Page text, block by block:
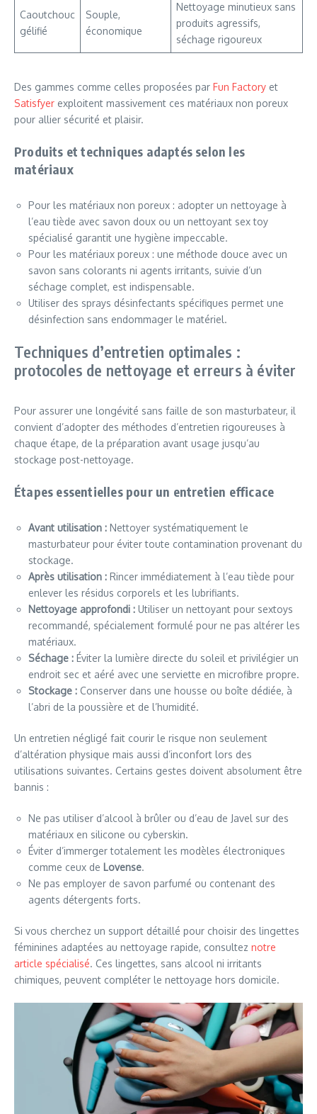
Caoutchouc
gélifié
Souple,
économique
Nettoyage minutieux sans
produits agressifs,
séchage rigoureux
Des gammes comme celles proposées par Fun Factory et
Satisfyer exploitent massivement ces matériaux non poreux
pour allier sécurité et plaisir.
Produits et techniques adaptés selon les
matériaux
Pour les matériaux non poreux : adopter un nettoyage à
l’eau tiède avec savon doux ou un nettoyant sex toy
spécialisé garantit une hygiène impeccable.
Pour les matériaux poreux : une méthode douce avec un
savon sans colorants ni agents irritants, suivie d’un
séchage complet, est indispensable.
Utiliser des sprays désinfectants spécifiques permet une
désinfection sans endommager le matériel.
Techniques d’entretien optimales :
protocoles de nettoyage et erreurs à éviter
Pour assurer une longévité sans faille de son masturbateur, il
convient d’adopter des méthodes d’entretien rigoureuses à
chaque étape, de la préparation avant usage jusqu’au
stockage post-nettoyage.
Étapes essentielles pour un entretien efficace
Avant utilisation : Nettoyer systématiquement le
masturbateur pour éviter toute contamination provenant du
stockage.
Après utilisation : Rincer immédiatement à l’eau tiède pour
enlever les résidus corporels et les lubrifiants.
Nettoyage approfondi : Utiliser un nettoyant pour sextoys
recommandé, spécialement formulé pour ne pas altérer les
matériaux.
Séchage : Éviter la lumière directe du soleil et privilégier un
endroit sec et aéré avec une serviette en microfibre propre.
Stockage : Conserver dans une housse ou boîte dédiée, à
l’abri de la poussière et de l’humidité.
Un entretien négligé fait courir le risque non seulement
d’altération physique mais aussi d’inconfort lors des
utilisations suivantes. Certains gestes doivent absolument être
bannis :
Ne pas utiliser d’alcool à brûler ou d’eau de Javel sur des
matériaux en silicone ou cyberskin.
Éviter d’immerger totalement les modèles électroniques
comme ceux de Lovense.
Ne pas employer de savon parfumé ou contenant des
agents détergents forts.
Si vous cherchez un support détaillé pour choisir des lingettes
féminines adaptées au nettoyage rapide, consultez notre
article spécialisé. Ces lingettes, sans alcool ni irritants
chimiques, peuvent compléter le nettoyage hors domicile.